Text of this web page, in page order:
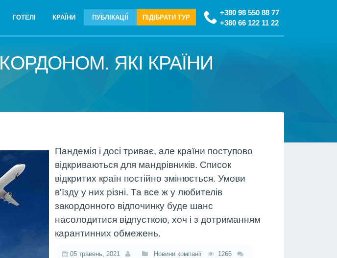
+380 98 550 88 77
+380 66 122 11 22
ГОТЕЛІ КРАЇНИ ПУБЛІКАЦІЇ ПІДІБРАТИ ТУР
ЯКІ КРАЇНИ
Пандемія і досі триває, але країни поступово
відкриваються для мандрівників. Список
відкритих країн постійно змінюється. Умови
в'їзду у них різні. Та все ж у любителів
закордонного відпочинку буде шанс
насолодитися відпусткою, хоч і з дотриманням
карантинних обмежень.
Новини компанії 1266
05 травень, 2021